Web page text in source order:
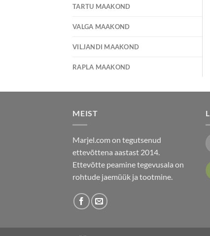
TARTU MAAKOND
VALGA MAAKOND
VILJANDI MAAKOND
RAPLA MAAKOND
MEIST
Marjel.com on tegutsenud
ettevõttena aastast 2014.
Ettevõtte peamine tegevusala on
rohtude jaemüük ja tootmine.